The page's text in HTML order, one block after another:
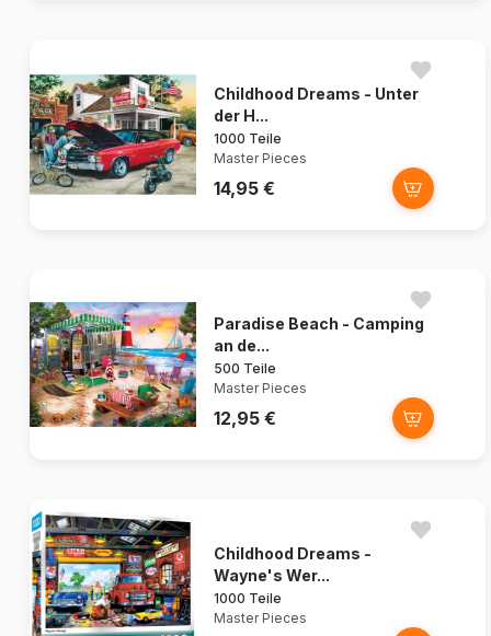
Childhood Dreams - Unter
der H...
1000 Teile
Master Pieces
14,95 €
Paradise Beach - Camping
an de...
500 Teile
Master Pieces
12,95 €
Childhood Dreams -
Wayne's Wer...
1000 Teile
Master Pieces